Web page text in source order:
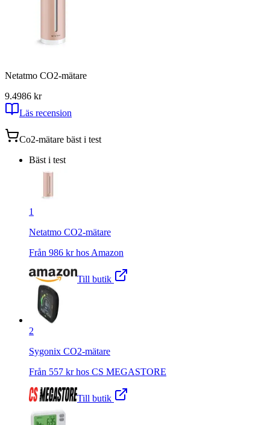
Netatmo CO2-mätare
9.4986 kr
Läs recension
Co2-mätare bäst i test
Bäst i test
1
Netatmo CO2-mätare
Från 986 kr hos Amazon
Till butik
2
Sygonix CO2-mätare
Från 557 kr hos CS MEGASTORE
Till butik